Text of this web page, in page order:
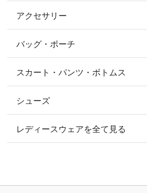
ニット・セーター
シャツ・ブラウス・ワンピース
ショーシャツ
すべてのファッション雑貨
ソックス
ベルト
アクセサリー
すべてのアクセサリー
リング
ピアス・イヤリング
バッグ・ポーチ
スカート・パンツ・ボトムス
シューズ
レディースウェアを全て見る